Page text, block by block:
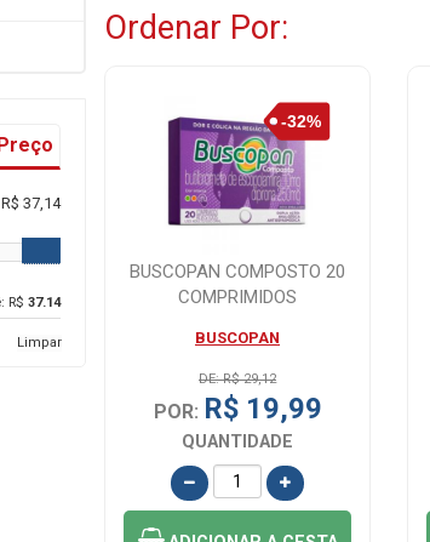
R$ 37,14
R$ 37.14
Limpar
Ordenar Por:
BUSCOPAN COMPOSTO 20
COMPRIMIDOS
BUSCOPAN
DE: R$ 29,12
POR: R$ 19,99
QUANTIDADE